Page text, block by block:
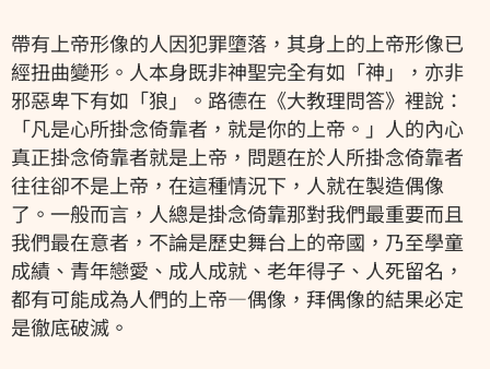
帶有上帝形像的人因犯罪墮落，其身上的上帝形像已
經扭曲變形。人本身既非神聖完全有如「神」，亦非
邪惡卑下有如「狼」。路德在《大教理問答》裡說：
「凡是心所掛念倚靠者，就是你的上帝。」人的內心
真正掛念倚靠者就是上帝，問題在於人所掛念倚靠者
往往卻不是上帝，在這種情況下，人就在製造偶像
了。一般而言，人總是掛念倚靠那對我們最重要而且
我們最在意者，不論是歷史舞台上的帝國，乃至學童
成績、青年戀愛、成人成就、老年得子、人死留名，
都有可能成為人們的上帝—偶像，拜偶像的結果必定
是徹底破滅。